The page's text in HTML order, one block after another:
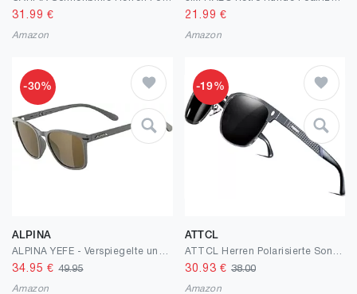
31.99 €
Amazon
21.99 €
Amazon
-30%
ALPINA
34.95 €49.95
Amazon
-19%
ATTCL
30.93 € 38.00
Amazon